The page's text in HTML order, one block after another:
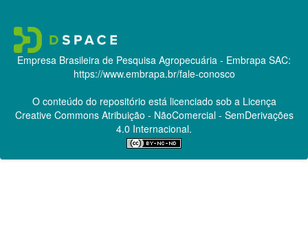
Empresa Brasileira de Pesquisa Agropecuária - Embrapa SAC:
https://www.embrapa.br/fale-conosco
O conteúdo do repositório está licenciado sob a Licença
Creative CommonsAtribuição - NãoComercial - SemDerivações
4.0 Internacional.